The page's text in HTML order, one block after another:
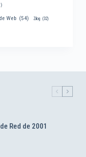
Web (54) Zilog (32)
Red de 2001